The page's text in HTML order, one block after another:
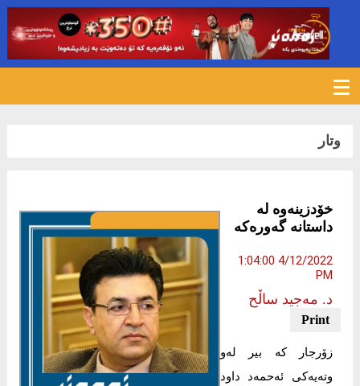
وتار
خۆدزینەوە لە
داستانە گەورەکە
4/12/2022 1:04:00
PM
د. مەجید ساڵح
زۆرجار کە بیر لەو
وتەیەکی ئەحمەد داود